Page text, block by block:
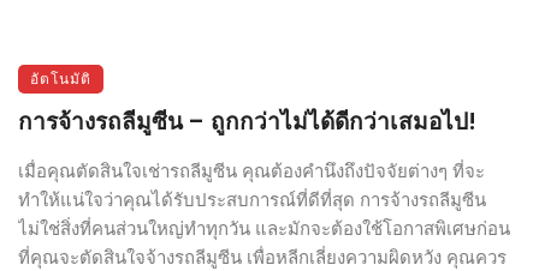
อัตโนมัติ
การจ้างรถลีมูซีน – ถูกกว่าไม่ได้ดีกว่าเสมอไป!
เมื่อคุณตัดสินใจเช่ารถลีมูซีน คุณต้องคำนึงถึงปัจจัยต่างๆ ที่จะ
ทำให้แน่ใจว่าคุณได้รับประสบการณ์ที่ดีที่สุด การจ้างรถลีมูซีน
ไม่ใช่สิ่งที่คนส่วนใหญ่ทำทุกวัน และมักจะต้องใช้โอกาสพิเศษก่อน
ที่คุณจะตัดสินใจจ้างรถลีมูซีน เพื่อหลีกเลี่ยงความผิดหวัง คุณควร